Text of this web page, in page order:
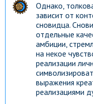
Однако,
зависит от
сновидца.
отдельные
амбиции,
на некое
реализации
выражения
реализациями